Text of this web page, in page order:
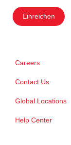
Einreichen
Careers
Contact Us
Global Locations
Help Center